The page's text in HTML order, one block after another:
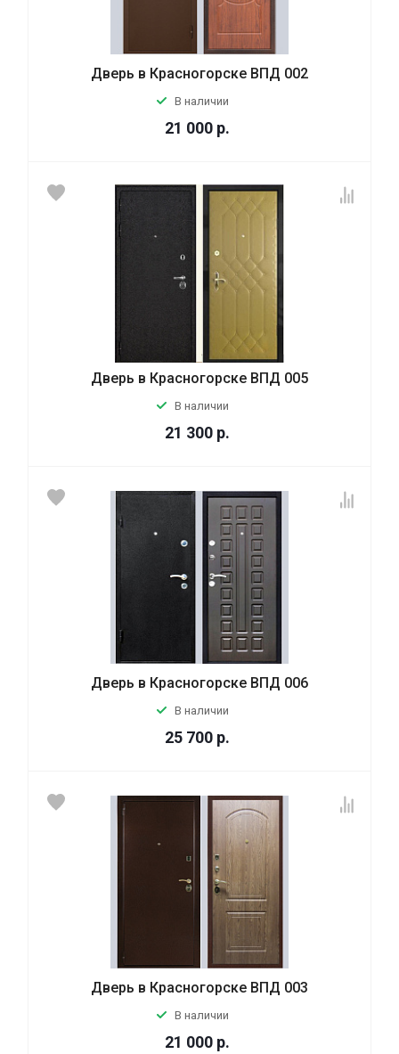
Дверь в Красногорске ВПД 002
В наличии
21 000 р.
Дверь в Красногорске ВПД 005
В наличии
21 300 р.
Дверь в Красногорске ВПД 006
В наличии
25 700 р.
Дверь в Красногорске ВПД 003
В наличии
21 000 р.